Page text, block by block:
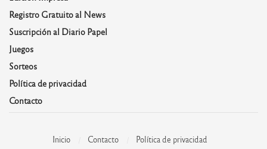
Registro Gratuito al News
Suscripción al Diario Papel
Juegos
Sorteos
Política de privacidad
Contacto
Inicio Contacto Política de privacidad